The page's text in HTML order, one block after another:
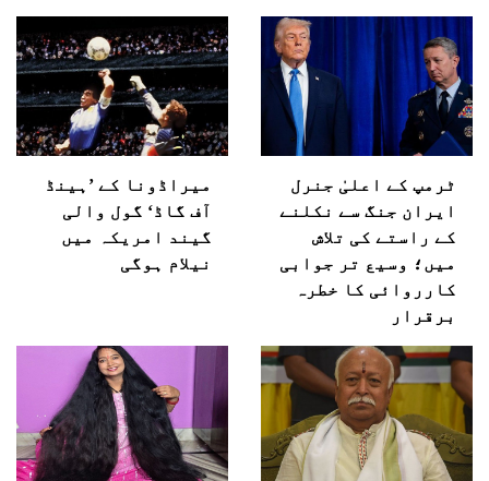
ٹرمپ کے اعلیٰ جنرل
ایران جنگ سے نکلنے
کے راستے کی تلاش
میں؛ وسیع تر جوابی
کارروائی کا خطرہ
برقرار
میراڈونا کے ’ہینڈ
آف گاڈ‘ گول والی
گیند امریکہ میں
نیلام ہوگی